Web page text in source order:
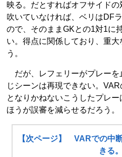
映る。だとすればオフサイド
吹いていなければ、ベリはDF
ので、そのままGKとの1対1に
い。得点に関係しており、重
う。
だが、レフェリーがプレーを
じシーンは再現できない。
となりかねないこうしたプレ
ほうが誤審を減らせるだろう。
【次ページ】 VARでの中
きる。